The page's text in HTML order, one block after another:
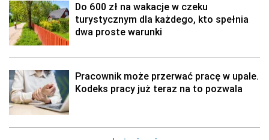
Do 600 zł na wakacje w czeku
turystycznym dla każdego, kto spełnia
dwa proste warunki
Pracownik może przerwać pracę w upale.
Kodeks pracy już teraz na to pozwala